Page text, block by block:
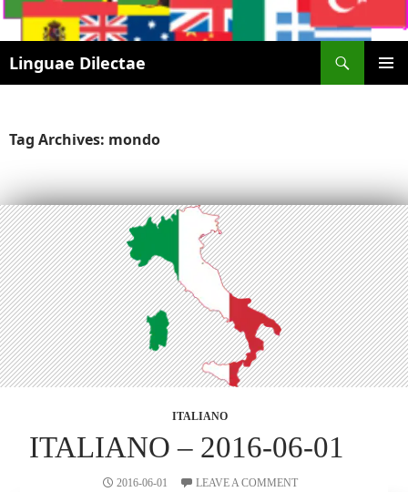
Linguae Dilectae
SKIP
Tag Archives: mondo
ITALIANO
ITALIANO – 2016-06-01
2016-06-01 LEAVE A COMMENT